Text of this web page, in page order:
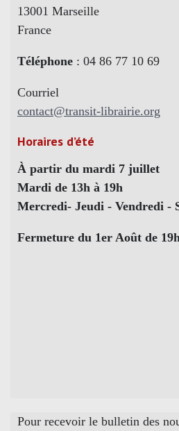
13001 Marseille
France
Téléphone : 04 86 77 10 69
Courriel
contact@transit-librairie.org
Horaires d’été
À partir du mardi 7 juillet
Mardi de 13h à 19h
Mercredi- Jeudi - Vendredi -
Fermeture du 1er Août de
Pour recevoir le bulletin des